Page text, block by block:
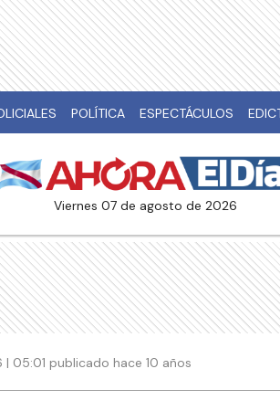
POLÍTICA ESPECTÁCULOS
viernes 07 de agosto de 2026
05:01 publicado hace 10 años